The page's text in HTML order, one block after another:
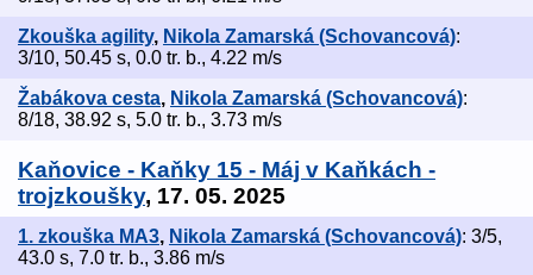
Zkouška agility, Nikola Zamarská (Schovancová):
3/10, 50.45 s, 0.0 tr. b., 4.22 m/s
Žabákova cesta, Nikola Zamarská (Schovancová):
8/18, 38.92 s, 5.0 tr. b., 3.73 m/s
Kaňovice - Kaňky 15 - Máj v Kaňkách -
trojzkoušky, 17. 05. 2025
1. zkouška MA3, Nikola Zamarská (Schovancová): 3/5,
43.0 s, 7.0 tr. b., 3.86 m/s